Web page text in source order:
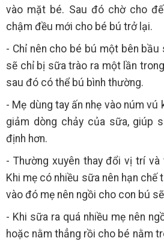
vào mặt bé. Sau đó chờ cho
chậm đều mới cho bé bú trở lại.
- Chỉ nên cho bé bú một bên bầu
sẽ chỉ bị sữa trào ra một lần
sau đó có thể bú bình thường.
- Mẹ dùng tay ấn nhẹ vào núm vú
giảm dòng chảy của sữa, giúp
định hơn.
- Thường xuyên thay đổi vị trí
Khi mẹ có nhiều sữa nên hạn chế
vào đó mẹ nên ngồi cho con bú
- Khi sữa ra quá nhiều mẹ nên
hoặc nằm thẳng rồi cho bé nằm